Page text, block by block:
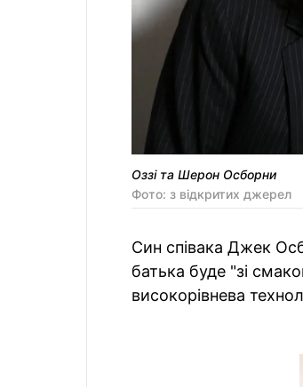
Оззі та Шерон Осборни
Фото: з відкритих джерел
Син співака Джек
батька буде "зі
високорівнева